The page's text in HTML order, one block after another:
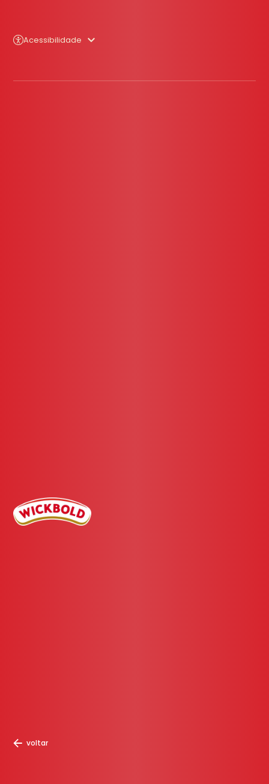
Acessibilidade
voltar